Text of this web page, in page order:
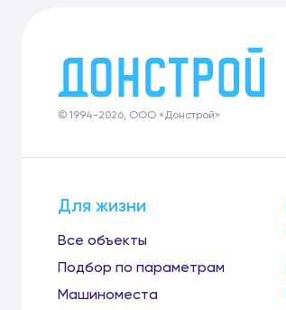
© 1994-2026, ООО «Донстрой»
Для жизни
Все объекты
Подбор по параметрам
Машиноместа